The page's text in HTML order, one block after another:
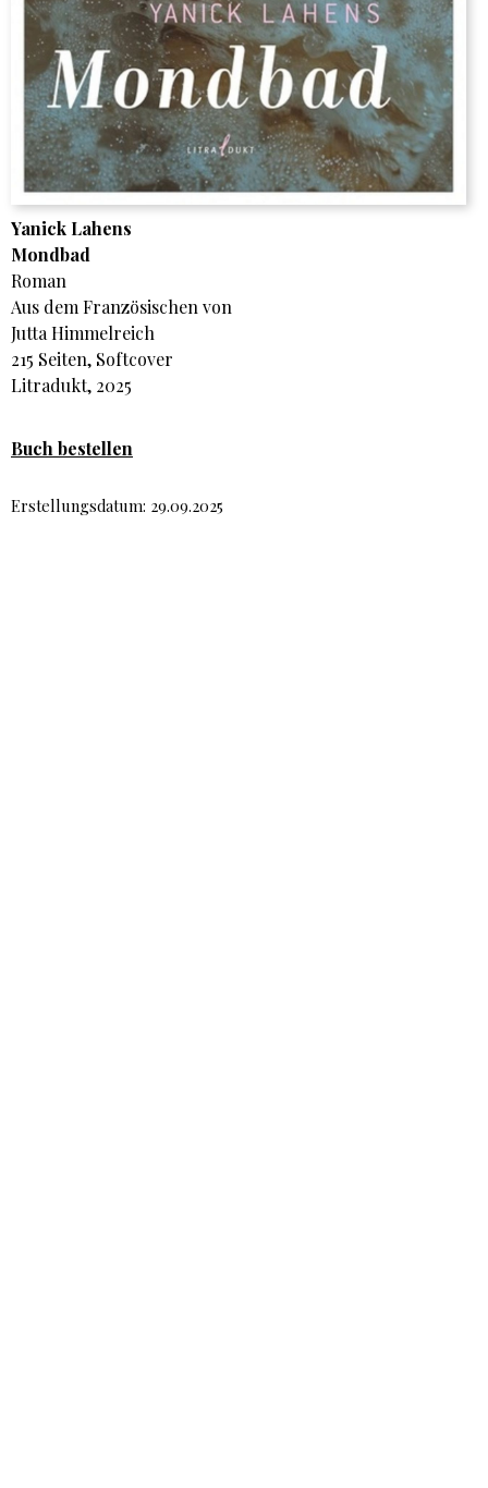
Yanick Lahens
Mondbad
Roman
Aus dem Französischen von
Jutta Himmelreich
215 Seiten, Softcover
Litradukt, 2025
Buch bestellen
Erstellungsdatum: 29.09.2025